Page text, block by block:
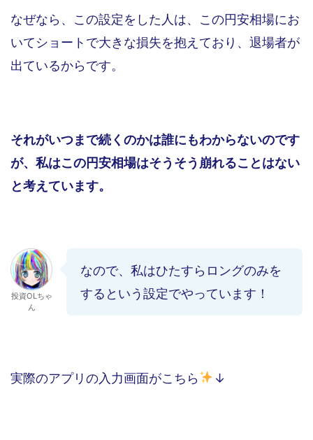
なぜなら、この設定をした人は、この円安相場にお
いてショートで大きな損失を抱えており、退場者が
出ているからです。
それがいつまで続くのかは誰にもわからないのです
が、私はこの円安相場はそうそう崩れることはない
と考えています。
投資OLちゃ
ん
なので、私はひたすらロングのみを
するという設定でやっています！
実際のアプリの入力画面がこちら ↓